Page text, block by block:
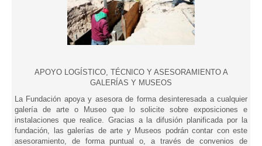
APOYO LOGÍSTICO, TÉCNICO Y ASESORAMIENTO A
GALERÍAS Y MUSEOS
La Fundación apoya y asesora de forma desinteresada a cualquier
galería de arte o Museo que lo solicite sobre exposiciones e
instalaciones que realice. Gracias a la difusión planificada por la
fundación, las galerías de arte y Museos podrán contar con este
asesoramiento, de forma puntual o, a través de convenios de